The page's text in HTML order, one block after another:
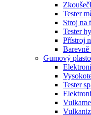
Tester
Stroj na
Tester
Přístroj
Gumový
Tester